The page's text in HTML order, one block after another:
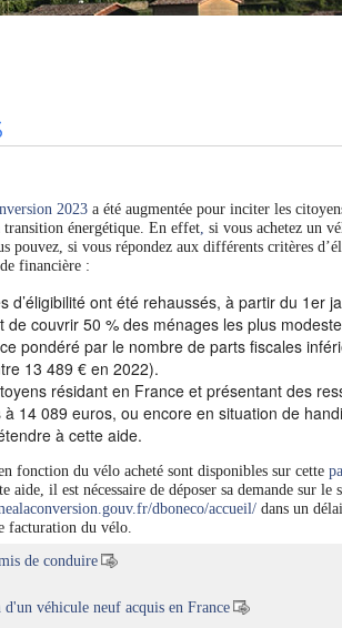
2023a été augmentée pour inciter les
énergétique. En effet, si vous achetez un
pouvez, si vous répondez aux différents critères
financière :
d’éligibilité ont été rehaussés, à partir du 1er
de couvrir 50 % des ménages les plus
pondéré par le nombre de parts fiscales
13 489 € en 2022).
résidant en France et présentant des
à 14 089 euros, ou encore en situation de
à cette aide.
fonction du vélo acheté sont disponibles sur cette
aide, il est nécessaire de déposer sa demande sur le
dboneco/accueil/dans un
facturation du vélo.
de conduire
véhicule neuf acquis en France